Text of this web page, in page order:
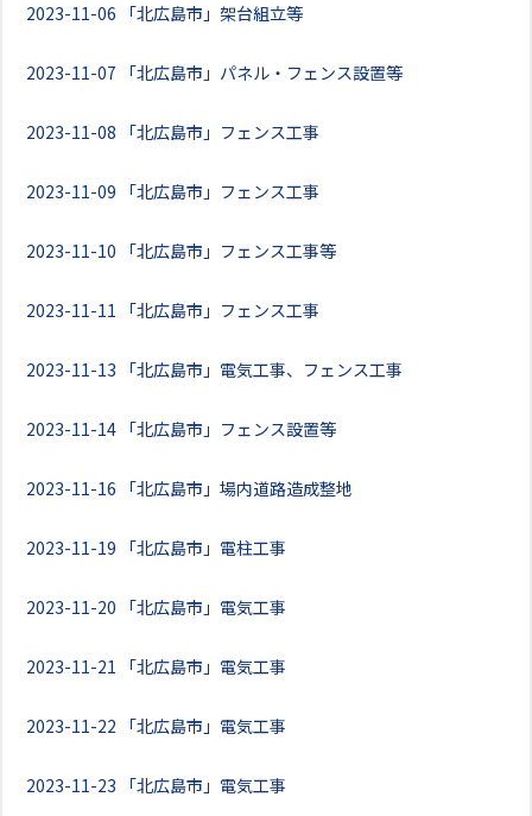
2023-11-06 「北広島市」架台組立等
2023-11-07 「北広島市」パネル・フェンス設置等
2023-11-08 「北広島市」フェンス工事
2023-11-09 「北広島市」フェンス工事
2023-11-10 「北広島市」フェンス工事等
2023-11-11 「北広島市」フェンス工事
2023-11-13 「北広島市」電気工事、フェンス工事
2023-11-14 「北広島市」フェンス設置等
2023-11-16 「北広島市」場内道路造成整地
2023-11-19 「北広島市」電柱工事
2023-11-20 「北広島市」電気工事
2023-11-21 「北広島市」電気工事
2023-11-22 「北広島市」電気工事
2023-11-23 「北広島市」電気工事